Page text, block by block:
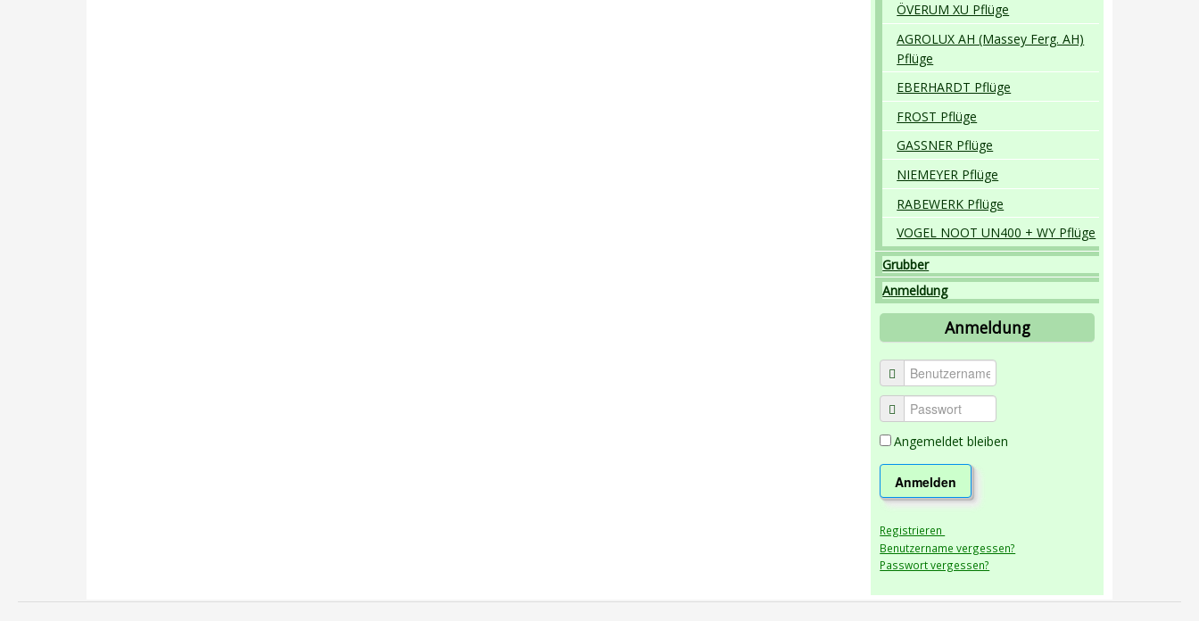
ÖVERUM XU Pflüge
AGROLUX AH (Massey Ferg. AH)
Pflüge
EBERHARDT Pflüge
FROST Pflüge
GASSNER Pflüge
NIEMEYER Pflüge
RABEWERK Pflüge
VOGEL NOOT UN400 + WY Pflüge
Grubber
Anmeldung
Anmeldung
Angemeldet bleiben
Anmelden
Registrieren
Benutzername vergessen?
Passwort vergessen?